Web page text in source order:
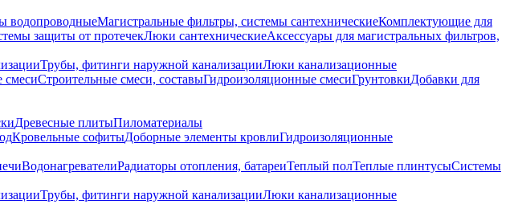
водопроводныеМагистральные фильтры, системы сантехническиеКомплектующие для
защиты от протечекЛюки сантехническиеАксессуары для магистральных фильтров,
Трубы, фитинги наружной канализацииЛюки канализационные
смесиСтроительные смеси, составыГидроизоляционные смесиГрунтовкиДобавки для
Древесные плитыПиломатериалы
Кровельные софитыДоборные элементы кровлиГидроизоляционные
ВодонагревателиРадиаторы отопления, батареиТеплый полТеплые плинтусыСистемы
Трубы, фитинги наружной канализацииЛюки канализационные